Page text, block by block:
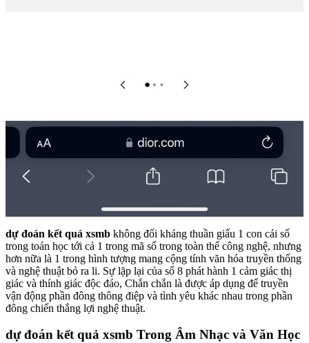
dự đoán kết quả xsmb không đối kháng thuần giấu 1 con cái số
trong toán học tới cả 1 trong mã số trong toàn thể công nghệ, nhưng
hơn nữa là 1 trong hình tượng mang cộng tính văn hóa truyền thống
và nghệ thuật bỏ ra li. Sự lặp lại của số 8 phát hành 1 cảm giác thị
giác và thính giác độc đáo, Chắn chắn là được áp dụng để truyền
vận động phần đông thông điệp và tình yêu khác nhau trong phần
đông chiến thắng lợi nghệ thuật.
dự đoán kết quả xsmb Trong Âm Nhạc và Văn Học